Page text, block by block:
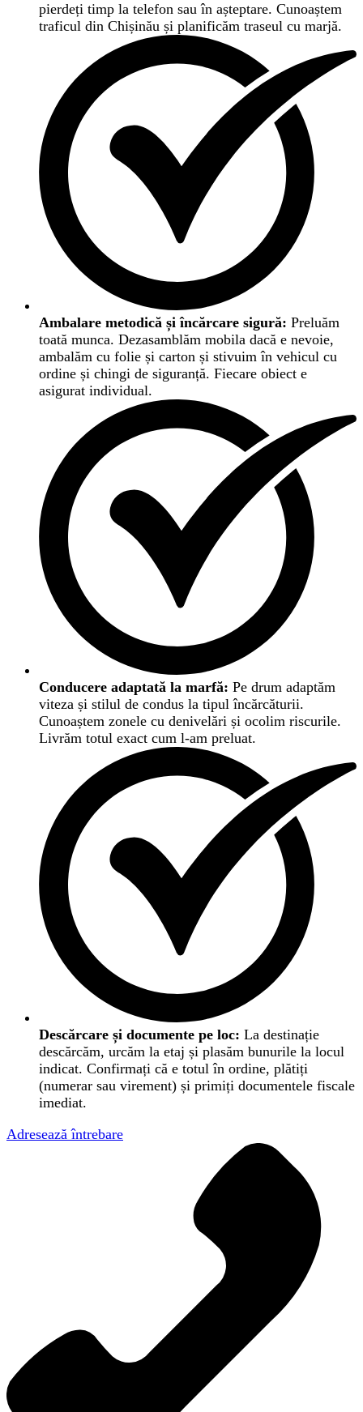
pierdeți timp la telefon sau în așteptare. Cunoaștem
traficul din Chișinău și planificăm traseul cu marjă.
Ambalare metodică și încărcare sigură: Preluăm
toată munca. Dezasamblăm mobila dacă e nevoie,
ambalăm cu folie și carton și stivuim în vehicul cu
ordine și chingi de siguranță. Fiecare obiect e
asigurat individual.
Conducere adaptată la marfă: Pe drum adaptăm
viteza și stilul de condus la tipul încărcăturii.
Cunoaștem zonele cu denivelări și ocolim riscurile.
Livrăm totul exact cum l-am preluat.
Descărcare și documente pe loc: La destinație
descărcăm, urcăm la etaj și plasăm bunurile la locul
indicat. Confirmați că e totul în ordine, plătiți
(numerar sau virement) și primiți documentele fiscale
imediat.
Adresează întrebare